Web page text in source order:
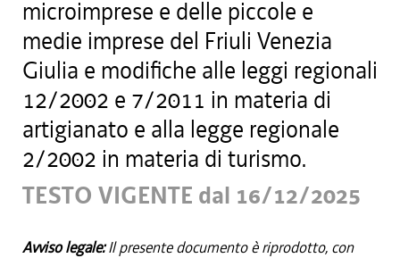
microimprese e delle piccole e
medie imprese del Friuli Venezia
Giulia e modifiche alle leggi regionali
12/2002 e 7/2011 in materia di
artigianato e alla legge regionale
2/2002 in materia di turismo.
TESTO VIGENTE dal 16/12/2025
Avviso legale:Il presente documento è riprodotto, con